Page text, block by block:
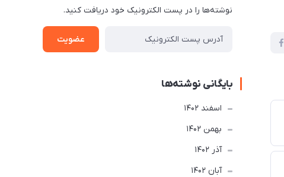
نوشته‌ها را در پست الکترونیک خود دریافت کنید.
عضویت
بایگانی نوشته‌ها
اسفند 1402
بهمن 1402
آذر 1402
آبان 1402